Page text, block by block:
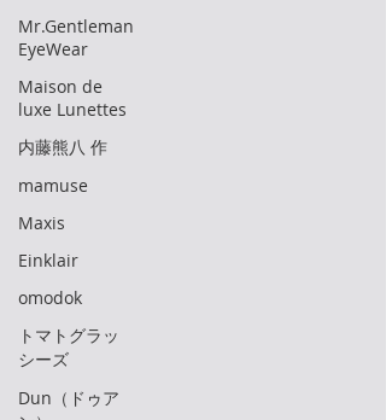
Mr.Gentleman
EyeWear
Maison de
luxe Lunettes
内藤熊八 作
mamuse
Maxis
Einklair
omodok
トマトグラッ
シーズ
Dun（ドゥア